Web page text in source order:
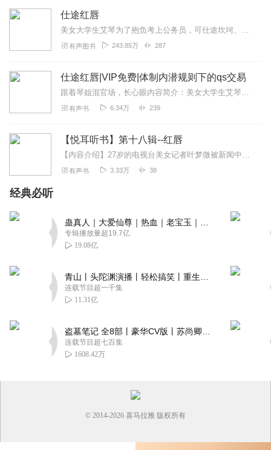
仕途红唇
美女大学生艾琴为了抱负考上公务员，可仕途坎坷、磨难不断：数个男人垂涎她，上司女人嫉妒她，同行对手陷害她，心仪男神冷漠她，心爱丈夫离异她，上级组织怀疑她，升职不得...
有声图书 243.85万 287
仕途红唇|VIP免费|体制内潜规则下的qs交易
跟着琴姐混官场，长心眼内容简介：美女大学生艾琴为了抱负考上公务员，可仕途坎坷、磨难不断：数个男人垂涎她，上司女人嫉妒她，同行对手陷害她，心仪男神冷漠她，心爱丈夫...
有声书 6.34万 239
【悦耳听书】第十八辑--红唇
【内容介绍】27岁的电视台美女记者叶梦微被新闻中心主任谢悠远派去采访新调来的副市长江怀岸。谢悠远和江怀岸是大学同学。江怀岸的到任让谢悠远感到了自己升迁机会的到来...
有声书 3.33万 38
经典必听
专辑播放量超19.7亿
19.08亿
连载节目超一千集
11.31亿
连载节目超七百集
1608.42万
© 2014-2026 喜马拉雅 版权所有